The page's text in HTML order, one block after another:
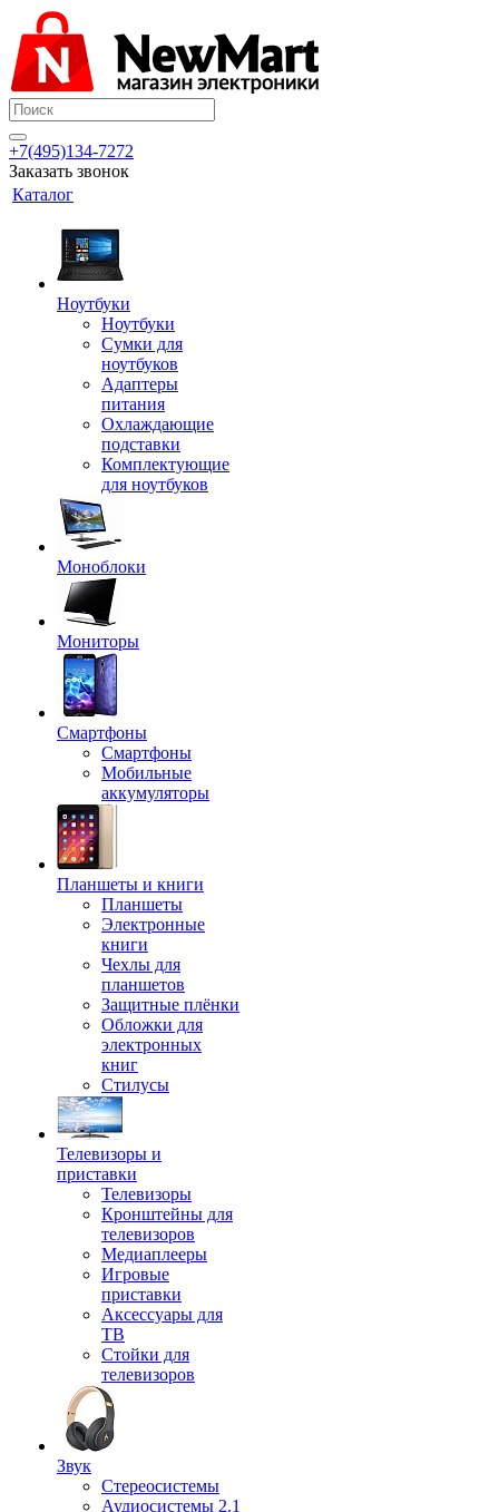
+7(495)134-7272
Заказать звонок
Каталог
Ноутбуки
Ноутбуки
Сумки для
ноутбуков
Адаптеры
питания
Охлаждающие
подставки
Комплектующие
для ноутбуков
Моноблоки
Мониторы
Смартфоны
Смартфоны
Мобильные
аккумуляторы
Планшеты и книги
Планшеты
Электронные
книги
Чехлы для
планшетов
Защитные плёнки
Обложки для
электронных
книг
Стилусы
Телевизоры и
приставки
Телевизоры
Кронштейны для
телевизоров
Медиаплееры
Игровые
приставки
Аксессуары для
ТВ
Стойки для
телевизоров
Звук
Стереосистемы
Аудиосистемы 2.1